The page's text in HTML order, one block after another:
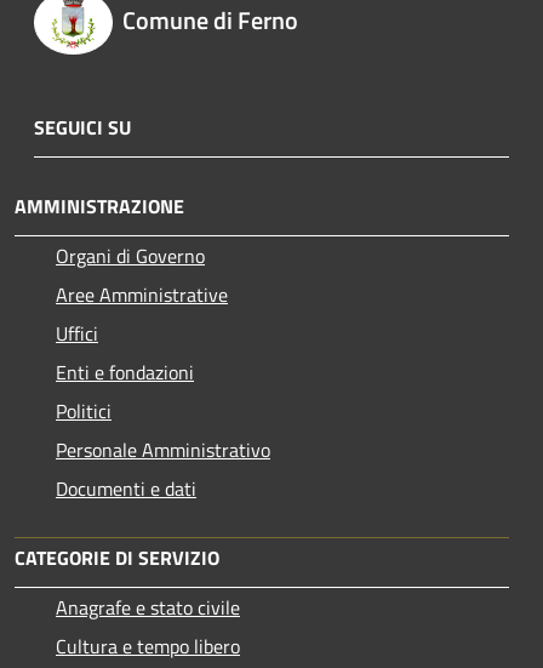
Comune di Ferno
SEGUICI SU
AMMINISTRAZIONE
Organi di Governo
Aree Amministrative
Uffici
Enti e fondazioni
Politici
Personale Amministrativo
Documenti e dati
CATEGORIE DI SERVIZIO
Anagrafe e stato civile
Cultura e tempo libero